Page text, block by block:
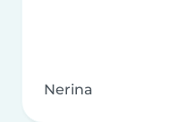
Nerina